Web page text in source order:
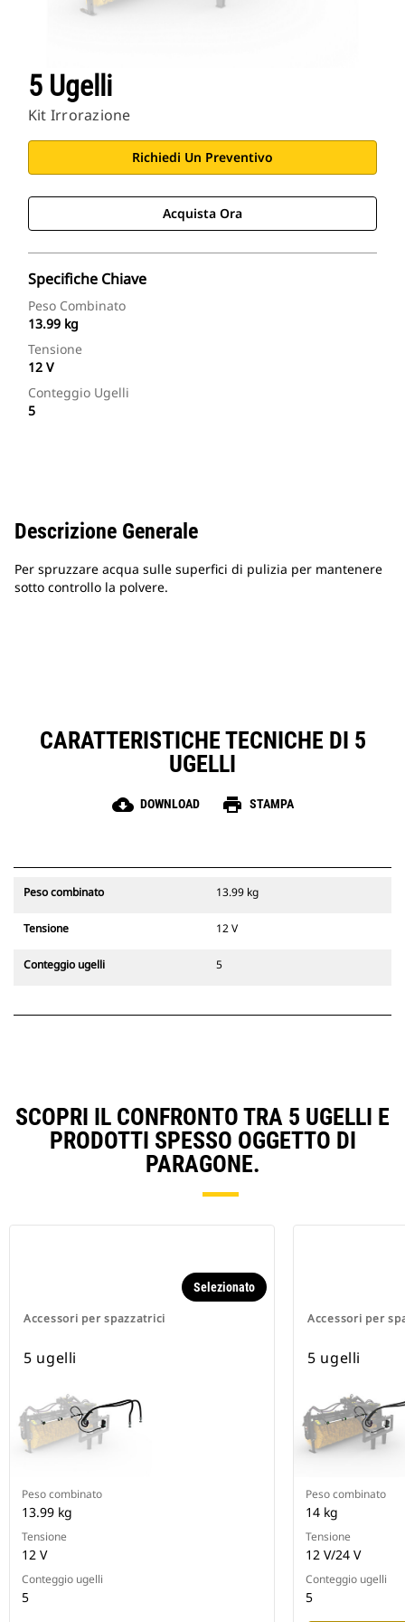
5 Ugelli
Kit Irrorazione
Richiedi Un Preventivo
Acquista Ora
Specifiche Chiave
Peso Combinato
13.99 kg
Tensione
12 V
Conteggio Ugelli
5
Descrizione Generale
Per spruzzare acqua sulle superfici di pulizia per mantenere
sotto controllo la polvere.
CARATTERISTICHE TECNICHE DI 5
UGELLI
cloud_download DOWNLOAD print STAMPA
Peso combinato 13.99 kg
Tensione 12 V
Conteggio ugelli 5
SCOPRI IL CONFRONTO TRA 5 UGELLI E
PRODOTTI SPESSO OGGETTO DI
PARAGONE.
Accessori per spazzatrici
Selezionato
5 ugelli
Peso combinato
13.99 kg
Tensione
12 V
Conteggio ugelli
5
Accessori per
5 ugelli
Peso combinato
14 kg
Tensione
12 V/24 V
Conteggio ugelli
5